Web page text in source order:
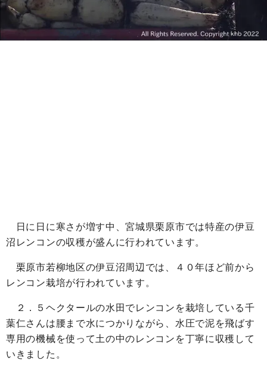
日に日に寒さが増す中、宮城県栗原市では特産の伊豆
沼レンコンの収穫が盛んに行われています。
栗原市若柳地区の伊豆沼周辺では、４０年ほど前から
レンコン栽培が行われています。
２．５ヘクタールの水田でレンコンを栽培している千
葉仁さんは腰まで水につかりながら、水圧で泥を飛ばす
専用の機械を使って土の中のレンコンを丁寧に収穫して
いきました。